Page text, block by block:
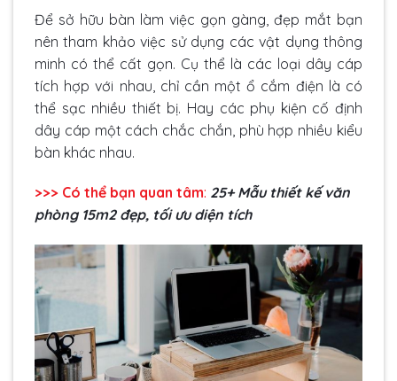
Để sở hữu bàn làm việc gọn gàng, đẹp mắt bạn
nên tham khảo việc sử dụng các vật dụng thông
minh có thể cất gọn. Cụ thể là các loại dây cáp
tích hợp với nhau, chỉ cần một ổ cắm điện là có
thể sạc nhiều thiết bị. Hay các phụ kiện cố định
dây cáp một cách chắc chắn, phù hợp nhiều kiểu
bàn khác nhau.
>>> Có thể bạn quan tâm: 25+ Mẫu thiết kế văn
phòng 15m2đẹp, tối ưu diện tích